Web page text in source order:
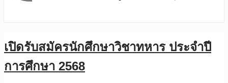
เปิดรับสมัครนักศึกษาวิชาทหาร ประจำปี
การศึกษา 2568